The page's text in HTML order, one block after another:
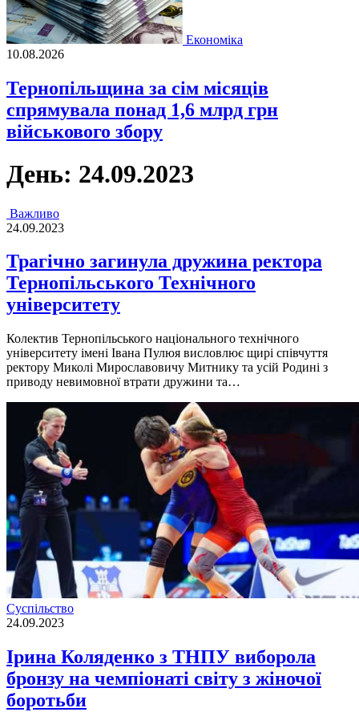
Економіка
10.08.2026
Тернопільщина за сім місяців
спрямувала понад 1,6 млрд грн
військового збору
День: 24.09.2023
Важливо
24.09.2023
Трагічно загинула дружина ректора
Тернопільського Технічного
університету
Колектив Тернопільського національного технічного
університету імені Івана Пулюя висловлює щирі співчуття
ректору Миколі Мирославовичу Митнику та усій Родині з
приводу невимовної втрати дружини та…
Суспільство
24.09.2023
Ірина Коляденко з ТНПУ виборола
бронзу на чемпіонаті світу з жіночої
боротьби